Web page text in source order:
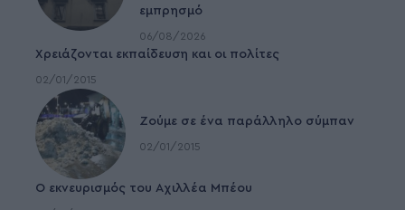
εμπρησμό
06/08/2026
Χρειάζονται εκπαίδευση και οι πολίτες
02/01/2015
Ζούμε σε ένα παράλληλο σύμπαν
02/01/2015
Ο εκνευρισμός του Αχιλλέα Μπέου